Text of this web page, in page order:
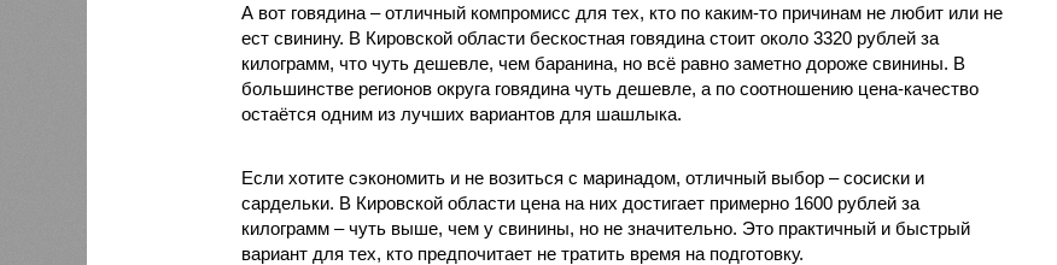
А вот говядина – отличный компромисс для тех, кто по каким-то причинам не любит или не
ест свинину. В Кировской области бескостная говядина стоит около 3320 рублей за
килограмм, что чуть дешевле, чем баранина, но всё равно заметно дороже свинины. В
большинстве регионов округа говядина чуть дешевле, а по соотношению цена-качество
остаётся одним из лучших вариантов для шашлыка.
Если хотите сэкономить и не возиться с маринадом, отличный выбор – сосиски и
сардельки. В Кировской области цена на них достигает примерно 1600 рублей за
килограмм – чуть выше, чем у свинины, но не значительно. Это практичный и быстрый
вариант для тех, кто предпочитает не тратить время на подготовку.